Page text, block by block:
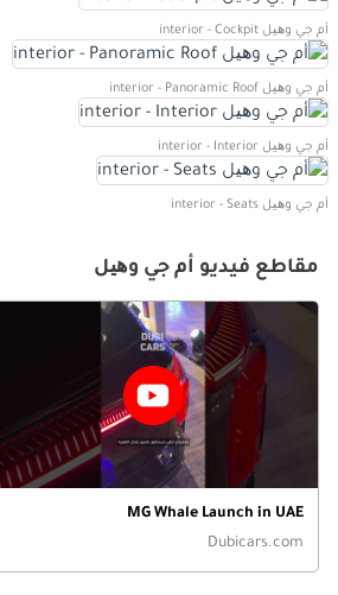
أم جي وھیل interior - Cockpit
أم جي وھیل interior - Panoramic Roof
أم جي وھیل interior - Interior
أم جي وھیل interior - Seats
مقاطع فيديو أم جي وھیل
MG Whale Launch in UAE
Dubicars.com